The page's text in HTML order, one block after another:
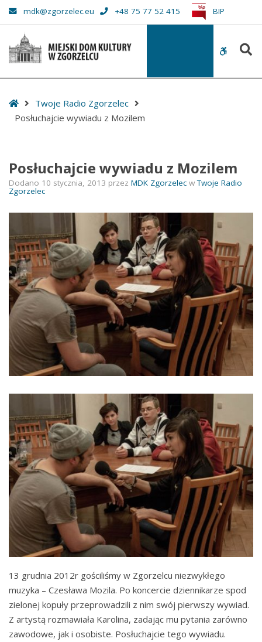
Posłuchajcie
wywiadu
Mozilem
mdk@zgorzelec.eu +48 75 77 52 415 BIP
WCAG
StartTwoje Radio Zgorzelec
Posłuchajcie wywiadu z Mozilem
Posłuchajcie wywiadu z Mozilem
Dodano 10 stycznia, 2013 przez MDK Zgorzelec wTwoje Radio
Zgorzelec
13 grudnia 2012r gościliśmy w Zgorzelcu niezwykłego
muzyka – Czesława Mozila. Po koncercie dziennikarze spod
zielonej kopuły przeprowadzili z nim swój pierwszy wywiad.
Z artystą rozmawiała Karolina, zadając mu pytania zarówno
zawodowe, jak i osobiste. Posłuchajcie tego wywiadu.